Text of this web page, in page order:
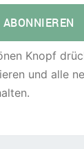
Knopf
und alle